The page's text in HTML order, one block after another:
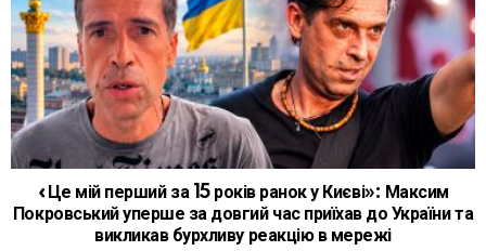
«Це мій перший за 15 років ранок у Києві»: Максим
Покровський уперше за довгий час приїхав до України та
викликав бурхливу реакцію в мережі